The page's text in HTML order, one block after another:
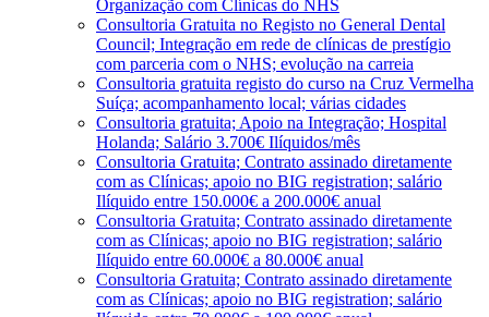
Organização com Clínicas do NHS
Consultoria Gratuita no Registo no General Dental
Council; Integração em rede de clínicas de prestígio
com parceria com o NHS; evolução na carreia
Consultoria gratuita registo do curso na Cruz Vermelha
Suíça; acompanhamento local; várias cidades
Consultoria gratuita; Apoio na Integração; Hospital
Holanda; Salário 3.700€ Ilíquidos/mês
Consultoria Gratuita; Contrato assinado diretamente
com as Clínicas; apoio no BIG registration; salário
Ilíquido entre 150.000€ a 200.000€ anual
Consultoria Gratuita; Contrato assinado diretamente
com as Clínicas; apoio no BIG registration; salário
Ilíquido entre 60.000€ a 80.000€ anual
Consultoria Gratuita; Contrato assinado diretamente
com as Clínicas; apoio no BIG registration; salário